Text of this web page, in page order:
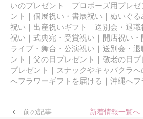
いのプレゼント
｜ プロポーズ用プレゼ
ント
｜ 個展祝い・書展祝い ｜ ぬいぐ
祝い ｜ 出産祝いギフト ｜ 送別会・退職
祝い ｜ 式典宛・受賞祝い ｜ 開店祝い・
ライブ・舞台・公演祝い ｜ 送別会・退
ント
｜ 父の日プレゼント ｜ 敬老の日プ
プレゼント
｜ スナックやキャバクラへ
へフラワーギフトを届ける ｜ 沖縄へフ
前の記事 新着情報一覧へ